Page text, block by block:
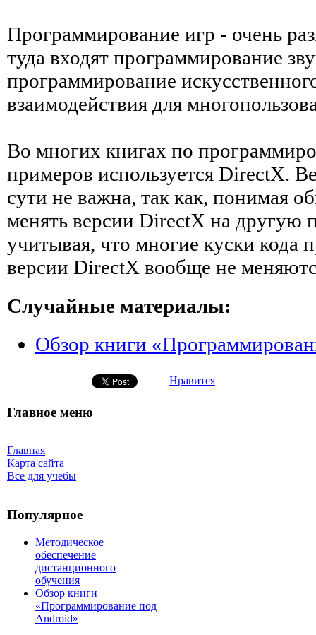
Программирование игр - очень
туда входят программирование
программирование
взаимодействия для
Во многих книгах по
примеров используется DirectX.
сути не важна, так как, понимая
менять версии DirectX на другую
учитывая, что многие куски кода
версии DirectX вообще не
Случайные материалы:
Обзор книги
Нравится
Главное меню
Главная
Карта сайта
Все для учебы
Популярное
Методическое
обеспечение
дистанционного
обучения
Обзор книги
«Программирование под
Android»